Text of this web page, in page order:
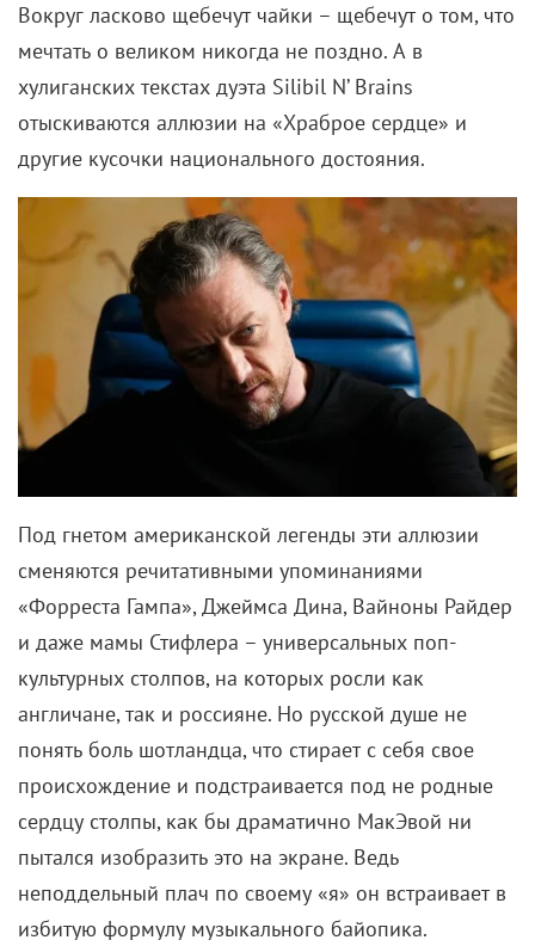
Вокруг ласково щебечут чайки – щебечут о том, что
мечтать о великом никогда не поздно. А в
хулиганских текстах дуэта Silibil N’ Brains
отыскиваются аллюзии на «Храброе сердце» и
другие кусочки национального достояния.
Под гнетом американской легенды эти аллюзии
сменяются речитативными упоминаниями
«Форреста Гампа», Джеймса Дина, Вайноны Райдер
и даже мамы Стифлера – универсальных поп-
культурных столпов, на которых росли как
англичане, так и россияне. Но русской душе не
понять боль шотландца, что стирает с себя свое
происхождение и подстраивается под не родные
сердцу столпы, как бы драматично МакЭвой ни
пытался изобразить это на экране. Ведь
неподдельный плач по своему «я» он встраивает в
избитую формулу музыкального байопика.